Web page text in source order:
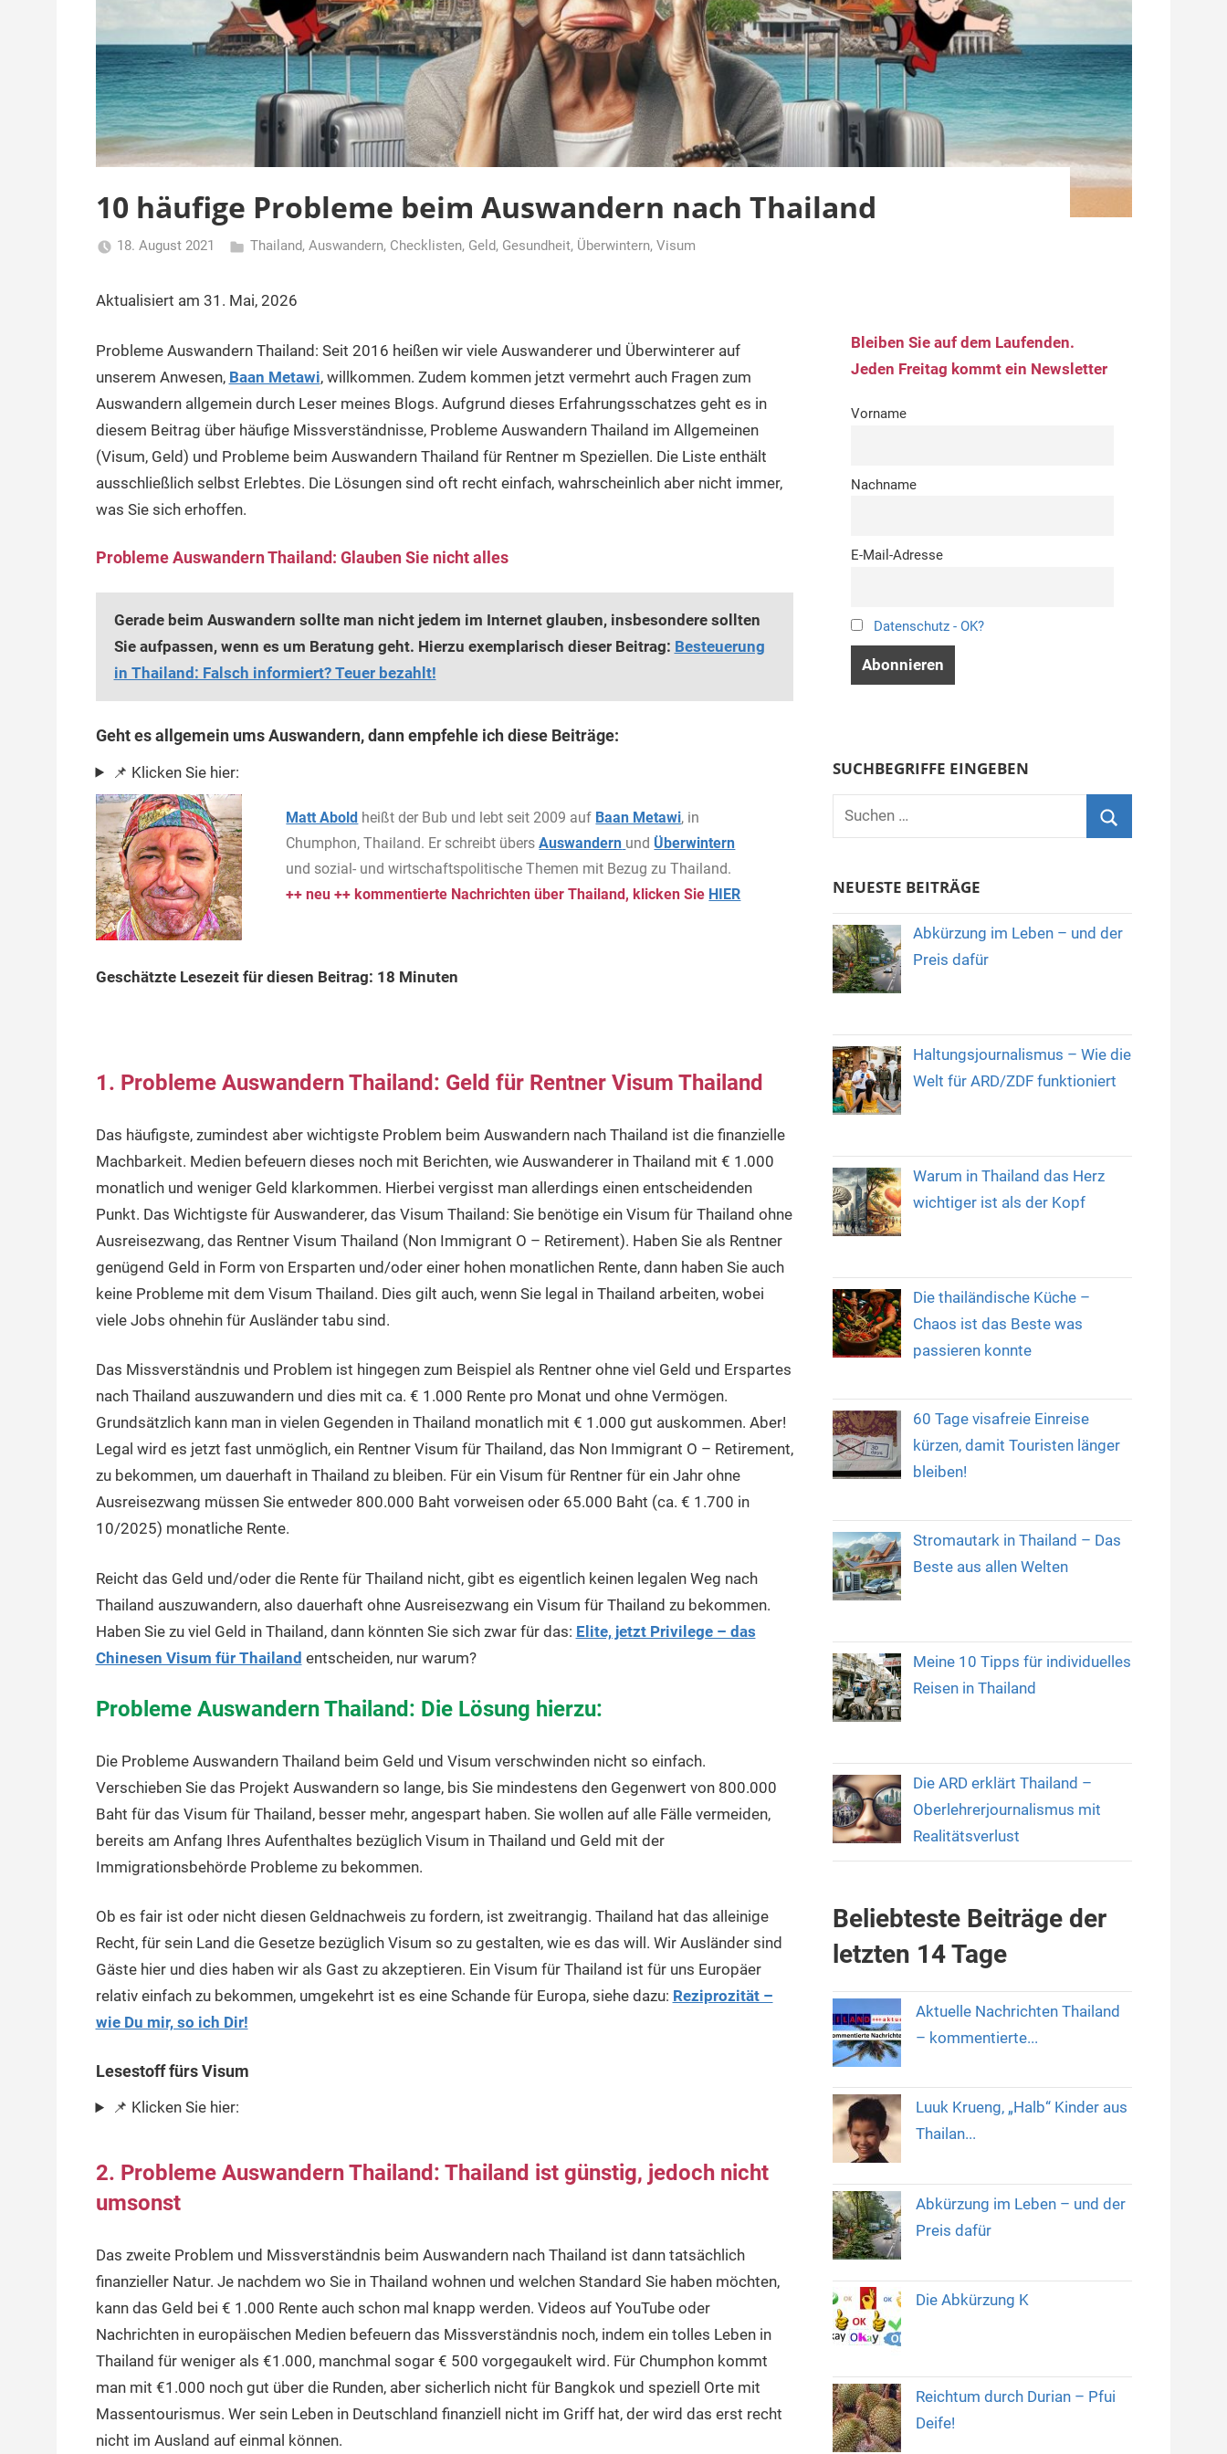
10 häufige Probleme beim Auswandern nach Thailand
18. August 2021
Thailand, Auswandern, Checklisten, Geld, Gesundheit, Überwintern, Visum
Aktualisiert am 31. Mai, 2026
Probleme Auswandern Thailand: Seit 2016 heißen wir viele Auswanderer und Überwinterer auf
unserem Anwesen, Baan Metawi, willkommen. Zudem kommen jetzt vermehrt auch Fragen zum
Auswandern allgemein durch Leser meines Blogs. Aufgrund dieses Erfahrungsschatzes geht es in
diesem Beitrag über häufige Missverständnisse, Probleme Auswandern Thailand im Allgemeinen
(Visum, Geld) und Probleme beim Auswandern Thailand für Rentner m Speziellen. Die Liste enthält
ausschließlich selbst Erlebtes. Die Lösungen sind oft recht einfach, wahrscheinlich aber nicht immer,
was Sie sich erhoffen.
Probleme Auswandern Thailand: Glauben Sie nicht alles
Gerade beim Auswandern sollte man nicht jedem im Internet glauben, insbesondere sollten
Sie aufpassen, wenn es um Beratung geht. Hierzu exemplarisch dieser Beitrag: Besteuerung
in Thailand: Falsch informiert? Teuer bezahlt!
Geht es allgemein ums Auswandern, dann empfehle ich diese Beiträge:
📌 Klicken Sie hier:
Matt Abold heißt der Bub und lebt seit 2009 auf Baan Metawi, in
Chumphon, Thailand. Er schreibt übersAuswandern und Überwintern
und sozial- und wirtschaftspolitische Themen mit Bezug zu Thailand.
++ neu ++ kommentierte Nachrichten über Thailand, klicken Sie HIER
Geschätzte Lesezeit für diesen Beitrag: 18 Minuten
1. Probleme Auswandern Thailand: Geld für Rentner Visum Thailand
Das häufigste, zumindest aber wichtigste Problem beim Auswandern nach Thailand ist die finanzielle
Machbarkeit. Medien befeuern dieses noch mit Berichten, wie Auswanderer in Thailand mit € 1.000
monatlich und weniger Geld klarkommen. Hierbei vergisst man allerdings einen entscheidenden
Punkt. Das Wichtigste für Auswanderer, das Visum Thailand: Sie benötige ein Visum für Thailand ohne
Ausreisezwang, das Rentner Visum Thailand (Non Immigrant O – Retirement). Haben Sie als Rentner
genügend Geld in Form von Ersparten und/oder einer hohen monatlichen Rente, dann haben Sie auch
keine Probleme mit dem Visum Thailand. Dies gilt auch, wenn Sie legal in Thailand arbeiten, wobei
viele Jobs ohnehin für Ausländer tabu sind.
Das Missverständnis und Problem ist hingegen zum Beispiel als Rentner ohne viel Geld und Erspartes
nach Thailand auszuwandern und dies mit ca. € 1.000 Rente pro Monat und ohne Vermögen.
Grundsätzlich kann man in vielen Gegenden in Thailand monatlich mit € 1.000 gut auskommen. Aber!
Legal wird es jetzt fast unmöglich, ein Rentner Visum für Thailand, das Non Immigrant O – Retirement,
zu bekommen, um dauerhaft in Thailand zu bleiben. Für ein Visum für Rentner für ein Jahr ohne
Ausreisezwang müssen Sie entweder 800.000 Baht vorweisen oder 65.000 Baht (ca. € 1.700 in
10/2025) monatliche Rente.
Reicht das Geld und/oder die Rente für Thailand nicht, gibt es eigentlich keinen legalen Weg nach
Thailand auszuwandern, also dauerhaft ohne Ausreisezwang ein Visum für Thailand zu bekommen.
Haben Sie zu viel Geld in Thailand, dann könnten Sie sich zwar für das: Elite, jetzt Privilege – das
Chinesen Visum für Thailand entscheiden, nur warum?
Probleme Auswandern Thailand: Die Lösung hierzu:
Die Probleme Auswandern Thailand beim Geld und Visum verschwinden nicht so einfach.
Verschieben Sie das Projekt Auswandern so lange, bis Sie mindestens den Gegenwert von 800.000
Baht für das Visum für Thailand, besser mehr, angespart haben. Sie wollen auf alle Fälle vermeiden,
bereits am Anfang Ihres Aufenthaltes bezüglich Visum in Thailand und Geld mit der
Immigrationsbehörde Probleme zu bekommen.
Ob es fair ist oder nicht diesen Geldnachweis zu fordern, ist zweitrangig. Thailand hat das alleinige
Recht, für sein Land die Gesetze bezüglich Visum so zu gestalten, wie es das will. Wir Ausländer sind
Gäste hier und dies haben wir als Gast zu akzeptieren. Ein Visum für Thailand ist für uns Europäer
relativ einfach zu bekommen, umgekehrt ist es eine Schande für Europa, siehe dazu: Reziprozität –
wie Du mir, so ich Dir!
Lesestoff fürs Visum
📌 Klicken Sie hier:
2. Probleme Auswandern Thailand: Thailand ist günstig, jedoch nicht
umsonst
Das zweite Problem und Missverständnis beim Auswandern nach Thailand ist dann tatsächlich
finanzieller Natur. Je nachdem wo Sie in Thailand wohnen und welchen Standard Sie haben möchten,
kann das Geld bei € 1.000 Rente auch schon mal knapp werden. Videos auf YouTube oder
Nachrichten in europäischen Medien befeuern das Missverständnis noch, indem ein tolles Leben in
Thailand für weniger als €1.000, manchmal sogar € 500 vorgegaukelt wird. Für Chumphon kommt
man mit €1.000 noch gut über die Runden, aber sicherlich nicht für Bangkok und speziell Orte mit
Massentourismus. Wer sein Leben in Deutschland finanziell nicht im Griff hat, der wird das erst recht
nicht im Ausland auf einmal können.
Bleiben Sie auf dem Laufenden.
Jeden Freitag kommt ein Newsletter
Vorname
Nachname
E-Mail-Adresse
Datenschutz - OK?
SUCHBEGRIFFE EINGEBEN
Suchen
NEUESTE BEITRÄGE
Abkürzung im Leben – und der
Preis dafür
Haltungsjournalismus – Wie die
Welt für ARD/ZDF funktioniert
Warum in Thailand das Herz
wichtiger ist als der Kopf
Die thailändische Küche –
Chaos ist das Beste was
passieren konnte
60 Tage visafreie Einreise
kürzen, damit Touristen länger
bleiben!
Stromautark in Thailand – Das
Beste aus allen Welten
Meine 10 Tipps für individuelles
Reisen in Thailand
Die ARD erklärt Thailand –
Oberlehrerjournalismus mit
Realitätsverlust
Beliebteste Beiträge der
letzten 14 Tage
Aktuelle Nachrichten Thailand
– kommentierte...
Luuk Krueng, „Halb“ Kinder aus
Thailan...
Abkürzung im Leben – und der
Preis dafür
Die Abkürzung K
Reichtum durch Durian – Pfui
Deife!